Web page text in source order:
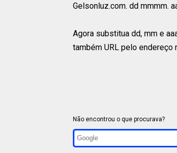
Gelsonluz.com. dd mmmm.
Agora substitua dd, mm e
também URL pelo endereço
Não encontrou o que procurava?